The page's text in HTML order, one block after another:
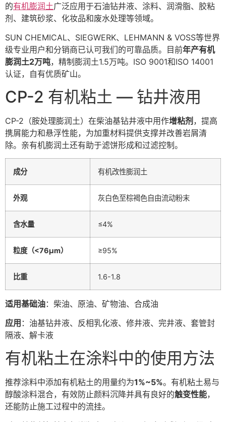
的有机膨润土广泛应用于石油钻井液、涂料、润滑脂、胶粘
剂、建筑砂浆、化妆品和废水处理等领域。
SUN CHEMICAL、SIEGWERK、LEHMANN & VOSS等世界
级专业用户和分销商已认可我们的可靠品质。目前年产有机
膨润土2万吨，精制膨润土1.5万吨。ISO 9001和ISO 14001
认证，自有优质矿山。
CP-2 有机粘土 — 钻井液用
CP-2（胺处理膨润土）在柴油基钻井液中用作增粘剂 ，提高
携屑能力和悬浮性能，为加重材料提供支撑并改善岩屑清
除。亲有机膨润土还有助于滤饼形成和过滤控制。
成分 有机改性膨润土
外观 灰白色至棕褐色自由流动粉末
含水量 ≤4%
粒度（<76μm） ≥95%
比重 1.6-1.8
适用基础油：柴油、原油、矿物油、合成油
应用 ：油基钻井液、反相乳化液、修井液、完井液、套管封
隔液、解卡液
有机粘土在涂料中的使用方法
推荐涂料中添加有机粘土的用量约为1%~5%。有机粘土易与
醇酸涂料混合，有效防止颜料沉降并具有良好的触变性能，
还能防止施工过程中的流挂。